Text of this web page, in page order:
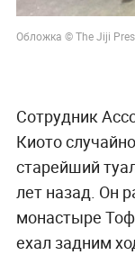
Обложка © The Jiji
Сотрудник
Киото
старейший
лет назад. Он
монастыре
ехал задним